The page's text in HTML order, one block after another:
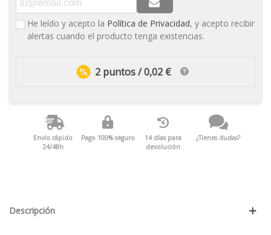
He leído y acepto la Política de Privacidad, y acepto recibir
alertas cuando el producto tenga existencias.
2 puntos / 0,02 €
Envío rápido
24/48h
Pago 100% seguro
14 días para
devolución
¿Tienes dudas?
Descripción